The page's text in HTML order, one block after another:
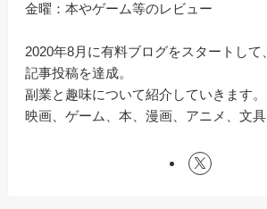
金曜：本やゲーム等のレビュー
2020年8月に有料ブログをスタートして
記事投稿を達成。
副業と趣味について紹介していきます。
映画、ゲーム、本、漫画、アニメ、文